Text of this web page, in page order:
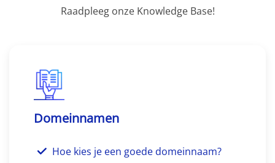
Raadpleeg onze Knowledge Base!
Domeinnamen
Hoe kies je een goede domeinnaam?